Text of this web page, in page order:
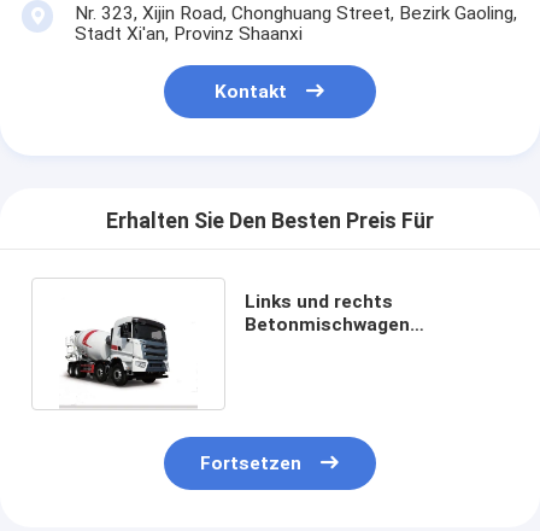
Nr. 323, Xijin Road, Chonghuang Street, Bezirk Gaoling,
Stadt Xi'an, Provinz Shaanxi
Kontakt
Erhalten Sie Den Besten Preis Für
Links und rechts
Betonmischwagen
Fortsetzen